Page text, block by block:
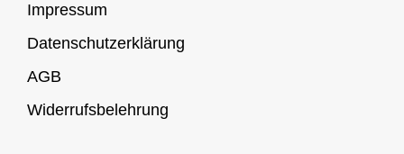
Impressum
Datenschutzerklärung
AGB
Widerrufsbelehrung